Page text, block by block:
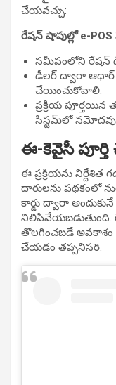
చేయవచ్చు:
రేషన్ షాపుల్లో e-
సమీపంలోని రేషన్
డీలర్ ద్వారా ఆధార్
చేయించుకోవాలి.
ప్రక్రియ పూర్తయిన
సిస్టమ్‌లో
ఈ-కెవైసీ
ఈ ప్రక్రియను నిర్దేశిత
దారులను పథకంలో
కార్డు ద్వారా
నిలిపివేయబడుతుంది.
తొలగించబడే అవకాశం
చేయడం తప్పనిసరి.